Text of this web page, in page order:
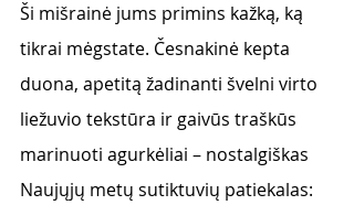
Ši mišrainė jums primins kažką, ką
tikrai mėgstate. Česnakinė kepta
duona, apetitą žadinanti švelni virto
liežuvio tekstūra ir gaivūs traškūs
marinuoti agurkėliai – nostalgiškas
Naujųjų metų sutiktuvių patiekalas: